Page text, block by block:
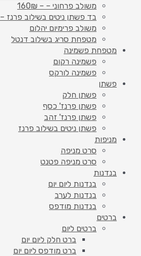
משולב פרחוני – – 160₪
בד פשתן ניטים בשילוב פרנז – 100₪
משולב פרימיום יהלום
מטפחת סריג בשילוב דנטל
מטפחת פשמינה
פשמינה רקום
פשמינה לורקס
פשתן
פשתן חלק
פשתן פרנז' כסף
פשתן פרנז' זהב
פשתן ניטים בשילוב פרנז
מניפות
סרט מניפה
סרט מניפה פטנט
בנדנות
בנדנות ליום יום
בנדנות לערב
בנדנות מודפס
ברטים
ברטים ליום
ברט חלק ליום יום
ברט מודפס ליום יום